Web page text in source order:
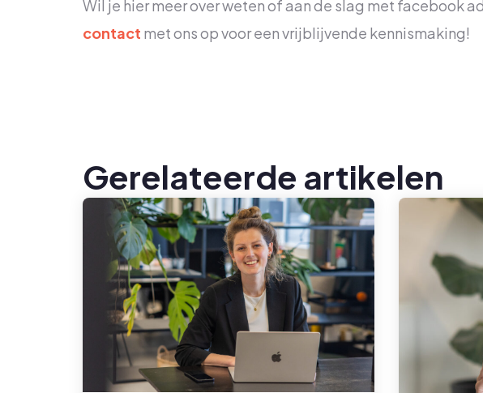
Wil je hier meer over weten of aan de slag met facebook
contact met ons op voor een vrijblijvende kennismaking!
Gerelateerde artikelen